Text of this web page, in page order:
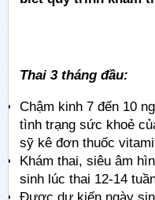
Thai 3 tháng đầu:
Chậm kinh 7 đến 10
tình trạng sức khoẻ
sỹ kê đơn thuốc
Khám thai, siêu âm
sinh lúc thai 12-14